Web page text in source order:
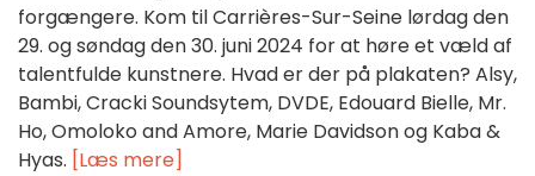
forgængere. Kom til Carrières-Sur-Seine lørdag den
29. og søndag den 30. juni 2024 for at høre et væld af
talentfulde kunstnere. Hvad er der på plakaten? Alsy,
Bambi, Cracki Soundsytem, DVDE, Edouard Bielle, Mr.
Ho, Omoloko and Amore, Marie Davidson og Kaba &
Hyas. [Læs mere]